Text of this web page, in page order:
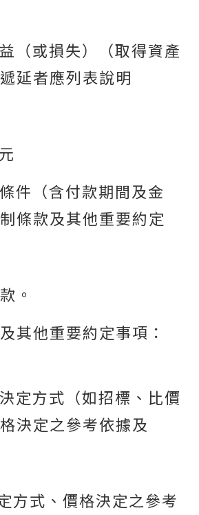
（或損失）（取得資產
延者應列表說明
件（含付款期間及金
條款及其他重要約定
。
其他重要約定事項：
定方式（如招標、比價
決定之參考依據及
方式、價格決定之參考